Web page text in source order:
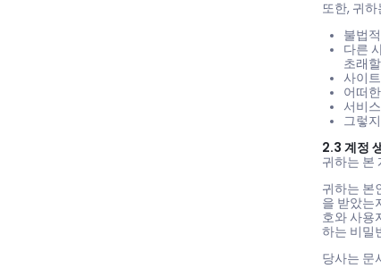
또한, 귀
불법
다른
초래
사이
어떠
서비
그렇
2.3 계정
귀하는 본
귀하는 본
을 받았는
호와 사용
하는 비밀
당사는 문